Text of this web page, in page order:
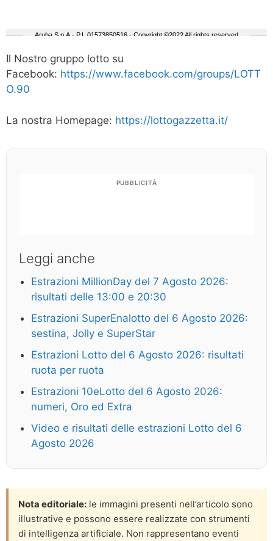
Il Nostro gruppo lotto su
Facebook: https://www.facebook.com/groups/LOTT
O.90
La nostra Homepage: https://lottogazzetta.it/
PUBBLICITÀ
Leggi anche
Estrazioni MillionDay del 7 Agosto 2026:
risultati delle 13:00 e 20:30
Estrazioni SuperEnalotto del 6 Agosto 2026:
sestina, Jolly e SuperStar
Estrazioni Lotto del 6 Agosto 2026: risultati
ruota per ruota
Estrazioni 10eLotto del 6 Agosto 2026:
numeri, Oro ed Extra
Video e risultati delle estrazioni Lotto del 6
Agosto 2026
Nota editoriale: le immagini presenti nell’articolo sono
illustrative e possono essere realizzate con strumenti
di intelligenza artificiale. Non rappresentano eventi